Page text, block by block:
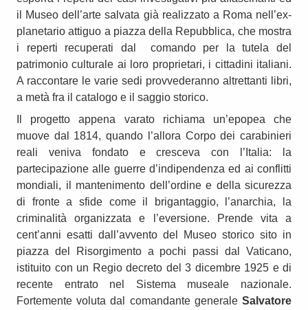
il Museo dell’arte salvata già realizzato a Roma nell’ex-
planetario attiguo a piazza della Repubblica, che mostra
i reperti recuperati dal comando per la tutela del
patrimonio culturale ai loro proprietari, i cittadini italiani.
A raccontare le varie sedi provvederanno altrettanti libri,
a metà fra il catalogo e il saggio storico.
Il progetto appena varato richiama un’epopea che
muove dal 1814, quando l’allora Corpo dei carabinieri
reali veniva fondato e cresceva con l’Italia: la
partecipazione alle guerre d’indipendenza ed ai conflitti
mondiali, il mantenimento dell’ordine e della sicurezza
di fronte a sfide come il brigantaggio, l’anarchia, la
criminalità organizzata e l’eversione. Prende vita a
cent’anni esatti dall’avvento del Museo storico sito in
piazza del Risorgimento a pochi passi dal Vaticano,
istituito con un Regio decreto del 3 dicembre 1925 e di
recente entrato nel Sistema museale nazionale.
Fortemente voluta dal comandante generale Salvatore